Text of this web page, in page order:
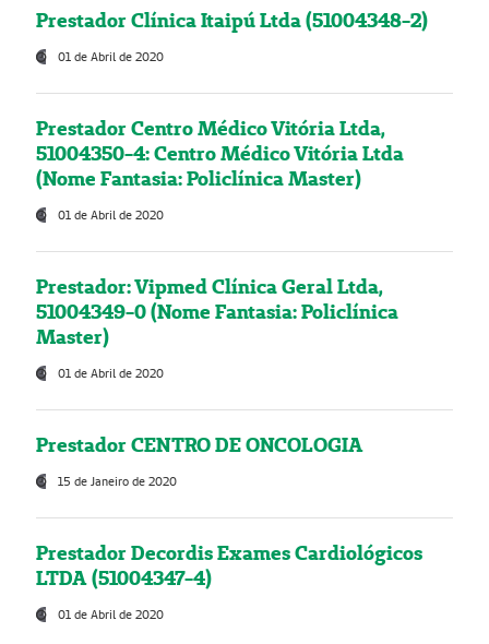
Prestador Clínica Itaipú Ltda (51004348-2)
01 de Abril de 2020
Prestador Centro Médico Vitória Ltda,
51004350-4: Centro Médico Vitória Ltda
(Nome Fantasia: Policlínica Master)
01 de Abril de 2020
Prestador: Vipmed Clínica Geral Ltda,
51004349-0 (Nome Fantasia: Policlínica
Master)
01 de Abril de 2020
Prestador CENTRO DE ONCOLOGIA
15 de Janeiro de 2020
Prestador Decordis Exames Cardiológicos
LTDA (51004347-4)
01 de Abril de 2020